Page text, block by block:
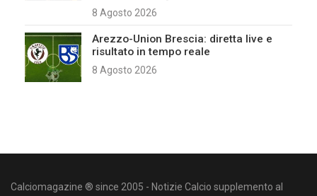
8 Agosto 2026
Arezzo-Union Brescia: diretta live e
risultato in tempo reale
8 Agosto 2026
Calciomagazine ® since 2005 - Notizie Calcio supplemento al